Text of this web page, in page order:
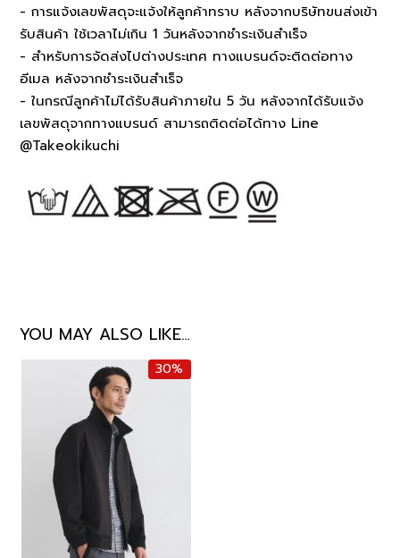
- การแจ้งเลขพัสดุจะแจ้งให้ลูกค้าทราบ หลังจากบริษัทขนส่งเข้า
รับสินค้า ใช้เวลาไม่เกิน 1 วันหลังจากชำระเงินสำเร็จ
- สำหรับการจัดส่งไปต่างประเทศ ทางแบรนด์จะติดต่อทาง
อีเมล หลังจากชำระเงินสำเร็จ
- ในกรณีลูกค้าไม่ได้รับสินค้าภายใน 5 วัน หลังจากได้รับแจ้ง
เลขพัสดุจากทางแบรนด์ สามารถติดต่อได้ทาง Line
@Takeokikuchi
YOU MAY ALSO LIKE…
30%